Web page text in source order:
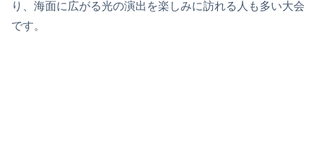
り、海面に広がる光の演出を楽しみに訪れる人も多い大会
です。